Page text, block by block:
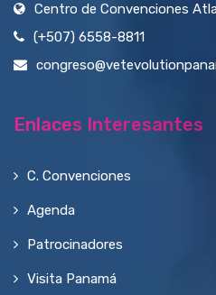
Centro de Convenciones
(+507) 6558-8811
Enlaces Interesantes
C. Convenciones
Agenda
Patrocinadores
Visita Panamá